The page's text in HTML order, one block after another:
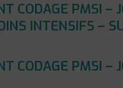
CODAGE PMSI –
INTENSIFS –
CODAGE PMSI –